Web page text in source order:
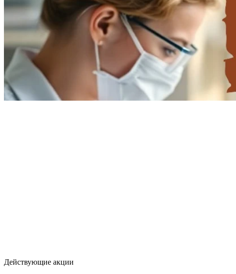
Действующие акции